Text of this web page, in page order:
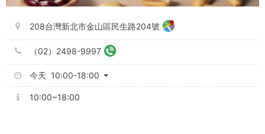
208台灣新北市金山區民生路204號
（02）2498-9997
今天 10:00-18:00
10:00~18:00